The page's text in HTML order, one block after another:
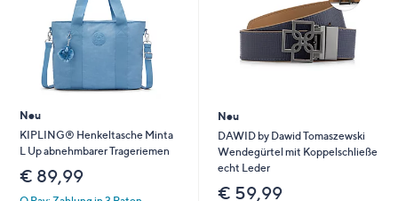
Neu
KIPLING® Henkeltasche Minta
L Up abnehmbarer Trageriemen
€ 89,99
Neu
DAWID by Dawid Tomaszewski
Wendegürtel mit Koppelschließe
echt Leder
€ 59,99